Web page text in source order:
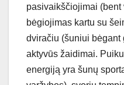
pasivaikščiojimai (bent
bėgiojimas kartu su
dviračiu (šuniui bėgant
aktyvūs žaidimai.
energiją yra šunų